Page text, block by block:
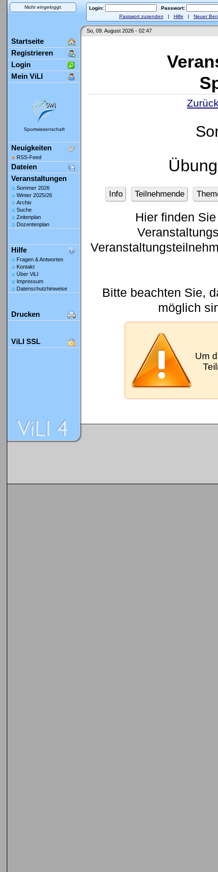
Nicht eingeloggt. Login:
Passwort:
Passwort zusenden | Hilfe | Neuer
So, 09. August 2026 - 02:47
Startseite
Registrieren
Login
Mein ViLI
Sportwissenschaft
Neuigkeiten
RSS-Feed
Dateien
Veranstaltungen
Sommer 2026
Winter 2025/26
Archiv
Suche
Zeitenplan
Dozentenplan
Hilfe
Fragen & Antworten
Kontakt
Über ViLI
Impressum
Datenschutzhinweise
Drucken
ViLI SSL
Info Teilnehmende
Hier finden
Bitte beachten Sie,
möglich
Um